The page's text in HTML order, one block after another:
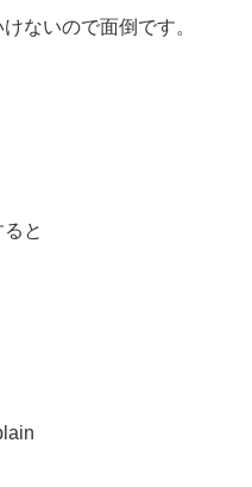
ないので面倒です。
と